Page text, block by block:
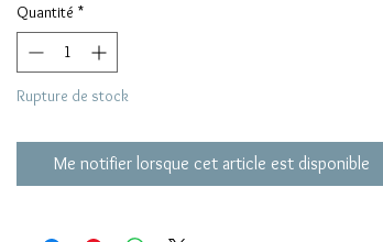
Quantité *
Rupture de stock
Me notifier lorsque cet article est disponible